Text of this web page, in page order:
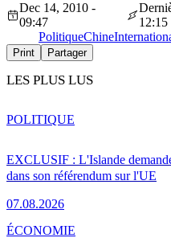
Dec 14, 2010 -
09:47
12:15
PolitiqueChine
Print Partager
LES PLUS LUS
EXCLUSIF : L'Islande
dans son référendum sur l'UE
07.08.2026
POLITIQUE
ÉCONOMIE